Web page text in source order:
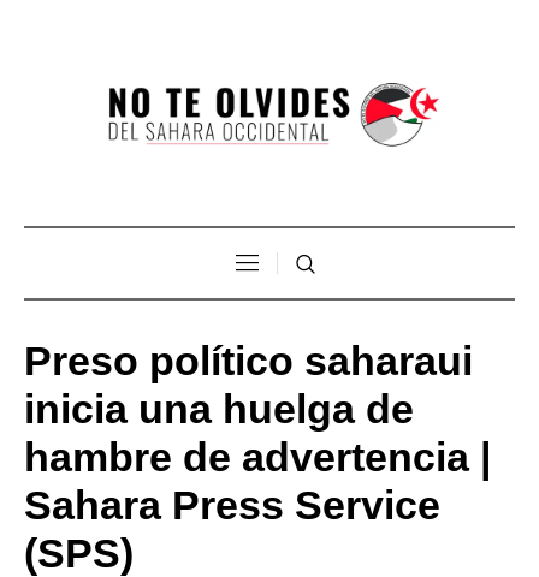
Preso político saharaui
inicia una huelga de
hambre de advertencia |
Sahara Press Service
(SPS)